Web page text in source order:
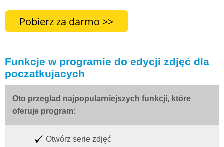
Funkcje w programie do edycji zdjęć dla
poczatkujacych
Oto przeglad najpopularniejszych funkcji, które
oferuje program:
Otwórz serie zdjęć